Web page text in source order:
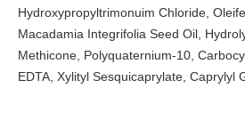
Hydroxypropyltrimonuim Chloride,
Macadamia Integrifolia Seed Oil,
Methicone, Polyquaternium-10,
EDTA, Xylityl Sesquicaprylate, Caprylyl